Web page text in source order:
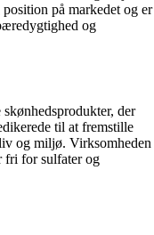
på markedet og er
og
der
til at fremstille
og miljø. Virksomheden
fri for sulfater og